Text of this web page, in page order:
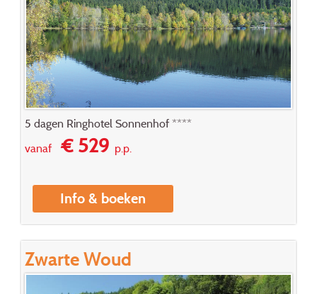
5 dagen Ringhotel Sonnenhof ****
vanaf€ 529p.p.
Info & boeken
Zwarte Woud